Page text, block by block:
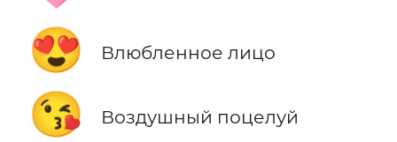
😍
Влюбленное лицо
😘 Воздушный поцелуй